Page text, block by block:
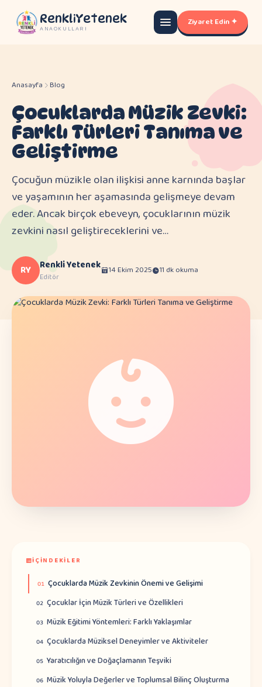
RenkliYetenek
ANAOKULLARI
Ziyaret Edin ✦
Anasayfa Blog
Çocuklarda Müzik Zevki:
Farklı Türleri Tanıma ve
Geliştirme
Çocuğun müzikle olan ilişkisi anne karnında başlar
ve yaşamının her aşamasında gelişmeye devam
eder. Ancak birçok ebeveyn, çocuklarının müzik
zevkini nasıl geliştireceklerini ve…
RY Renkli Yetenek
Editör
14 Ekim 2025 11 dk okuma
İÇINDEKILER
01 Çocuklarda Müzik Zevkinin Önemi ve Gelişimi
02 Çocuklar İçin Müzik Türleri ve Özellikleri
03 Müzik Eğitimi Yöntemleri: Farklı Yaklaşımlar
04 Çocuklarda Müziksel Deneyimler ve Aktiviteler
05 Yaratıcılığın ve Doğaçlamanın Teşviki
06 Müzik Yoluyla Değerler ve Toplumsal Bilinç Oluşturma